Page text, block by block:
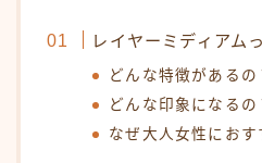
サイトマップレイヤーミディアム
どんな特徴があるの
どんな印象になるの
なぜ大人女性におす